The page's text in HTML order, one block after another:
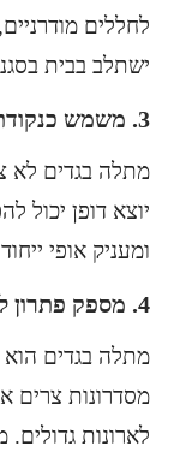
לחללים
ישתלב בבית
3. משמש כנקודת מוקד דקורטיבית
מתלה בגדים לא
יוצא דופן יכול
ומעניק אופי
4. מספק פתרון לחללים קטנים
מתלה בגדים הוא
מסדרונות צרים
לארונות גדולים.